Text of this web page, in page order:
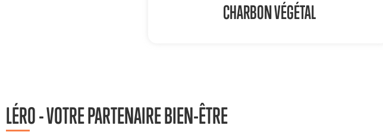
CHARBON VÉGÉTAL
En cas d’inconfort digestif, gaz intestinaux,
flatulences,
LÉRO - VOTRE PARTENAIRE BIEN-ÊTRE